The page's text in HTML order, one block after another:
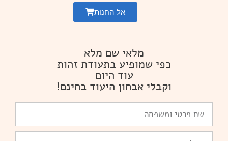
אל החנות
מלאי שם מלא
כפי שמופיע בתעודת זהות
עוד היום
וקבלי אבחון היעוד בחינם!
פרטי
ומשפחה